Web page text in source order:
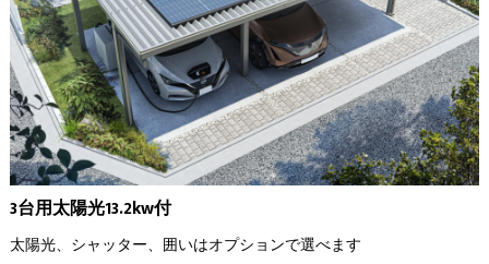
3台用太陽光13.2kw付
太陽光、シャッター、囲いはオプションで選べます